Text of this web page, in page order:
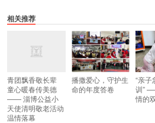
相关推荐
青团飘香敬长辈
童心暖春传美德
—— 淄博公益小
天使清明敬老活动
温情落幕
播撒爱心，守护生
命的年度答卷
“亲子
训”
情的